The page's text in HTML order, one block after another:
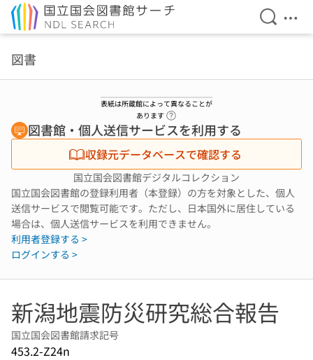
検索を
メ
図書
表紙は所蔵館によって異なることが
あります
図書館・個人送信サービスを利用する
収録元データベースで確認する
国立国会図書館デジタルコレクション
国立国会図書館の登録利用者（本登録）の方を対象とした、個人
送信サービスで閲覧可能です。ただし、日本国外に居住している
場合は、個人送信サービスを利用できません。
利用者登録する >
ログインする >
新潟地震防災研究総合報告
国立国会図書館請求記号
453.2-Z24n